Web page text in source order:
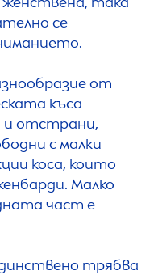
се
от
къса
и отстрани,
с малки
коса, които
Малко
част е
трябва